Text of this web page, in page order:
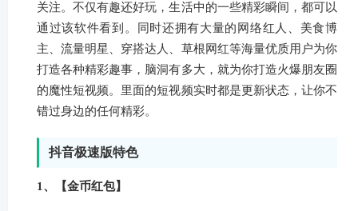
关注。不仅有趣还好玩，生活中的一些精彩瞬间，都可以
通过该软件看到。同时还拥有大量的网络红人、美食博
主、流量明星、穿搭达人、草根网红等海量优质用户为你
打造各种精彩趣事，脑洞有多大，就为你打造火爆朋友圈
的魔性短视频。里面的短视频实时都是更新状态，让你不
错过身边的任何精彩。
抖音极速版特色
1、【金币红包】